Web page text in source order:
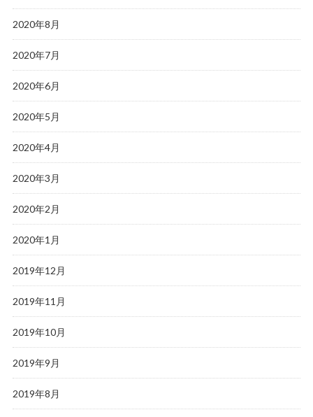
2020年8月
2020年7月
2020年6月
2020年5月
2020年4月
2020年3月
2020年2月
2020年1月
2019年12月
2019年11月
2019年10月
2019年9月
2019年8月